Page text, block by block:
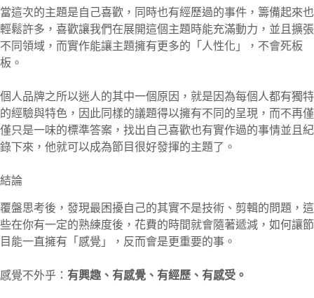
當這次的主題是自己喜歡，同時也有經歷過的事件，籌備起來也
輕鬆許多，喜歡讓我們在展開這個主題時能充滿動力，並且擴張
不同領域，而實作能讓主題擁有更多的「人性化」，不會死板
板。
個人品牌之所以迷人的其中一個原因，就是因為每個人都有獨特
的經驗與特色，因此同樣的議題得以擁有不同的呈現，而不再僅
僅只是一味的標準答案，找出自己喜歡也有實作過的事情並且紀
錄下來，他就可以成為節目很好發揮的主題了。
結論
覆盤思考後，發現最困擾自己的其實不是技術、剪輯的問題，這
些在你有一定的熟練度後，花費的時間就會隨著遞減，如何讓節
目能一直擁有「感覺」，反而會是更重要的事。
感覺不外乎： 有興趣、有感覺、有經歷、有感受。